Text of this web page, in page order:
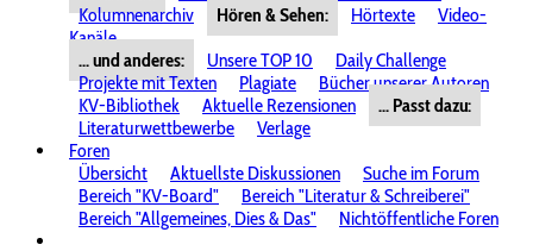
Kolumnenarchiv
Hören & Sehen: Hörtexte
Video-
Kanäle
... und anderes:
Unsere TOP 10
Daily Challenge
Projekte mit Texten
Plagiate
Bücher unserer Autoren
KV-Bibliothek
Aktuelle Rezensionen
... Passt dazu:
Literaturwettbewerbe
Verlage
Foren
Übersicht
Aktuellste Diskussionen
Suche im Forum
Bereich "KV-Board"
Bereich "Literatur & Schreiberei"
Bereich "Allgemeines, Dies & Das"
Nichtöffentliche Foren